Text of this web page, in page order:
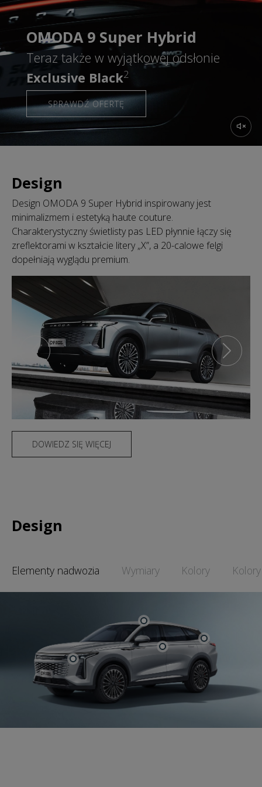
OMODA 9 Super Hybrid
Teraz także w wyjątkowej odsłonie
Exclusive Black2
SPRAWDŹ OFERTĘ
Design
Design OMODA 9 Super Hybrid inspirowany jest
minimalizmem i estetyką haute couture.
Charakterystyczny świetlisty pas LED płynnie łączy się
zreflektorami w kształcie litery „X”, a 20-calowe felgi
dopełniają wyglądu premium.
DOWIEDZ SIĘ WIĘCEJ
Design
Elementy nadwozia Wymiary Kolory